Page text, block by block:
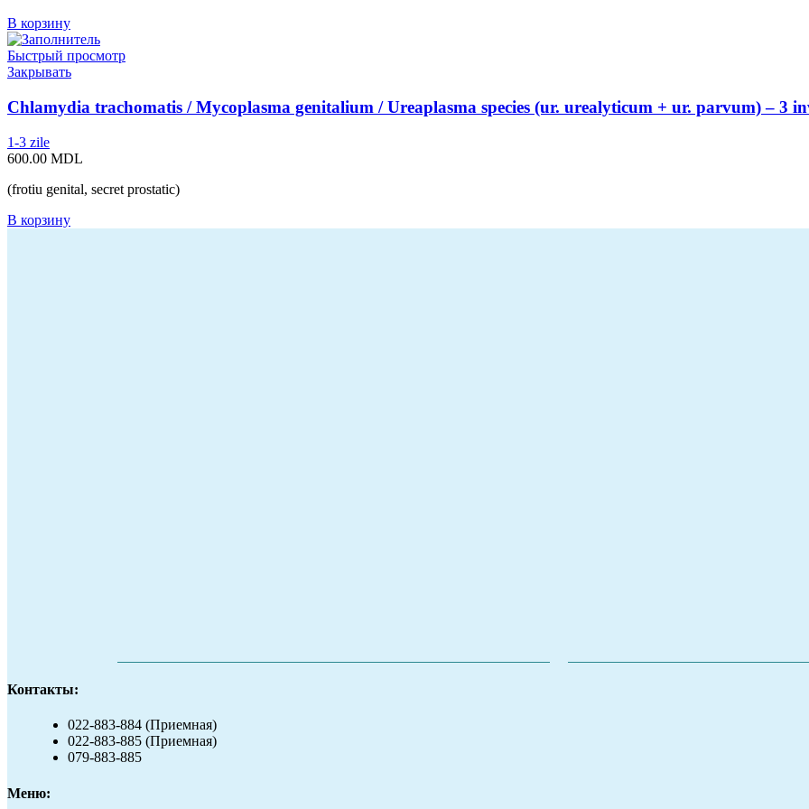
В корзину
Быстрый просмотр
Закрывать
Chlamydia trachomatis / Mycoplasma genitalium / Ureaplasma species (ur. urealyticum + ur. parvum) – 3
1-3 zile
600.00 MDL
(frotiu genital, secret prostatic)
В корзину
Контакты:
022-883-884 (Приемная)
022-883-885 (Приемная)
079-883-885
Меню: